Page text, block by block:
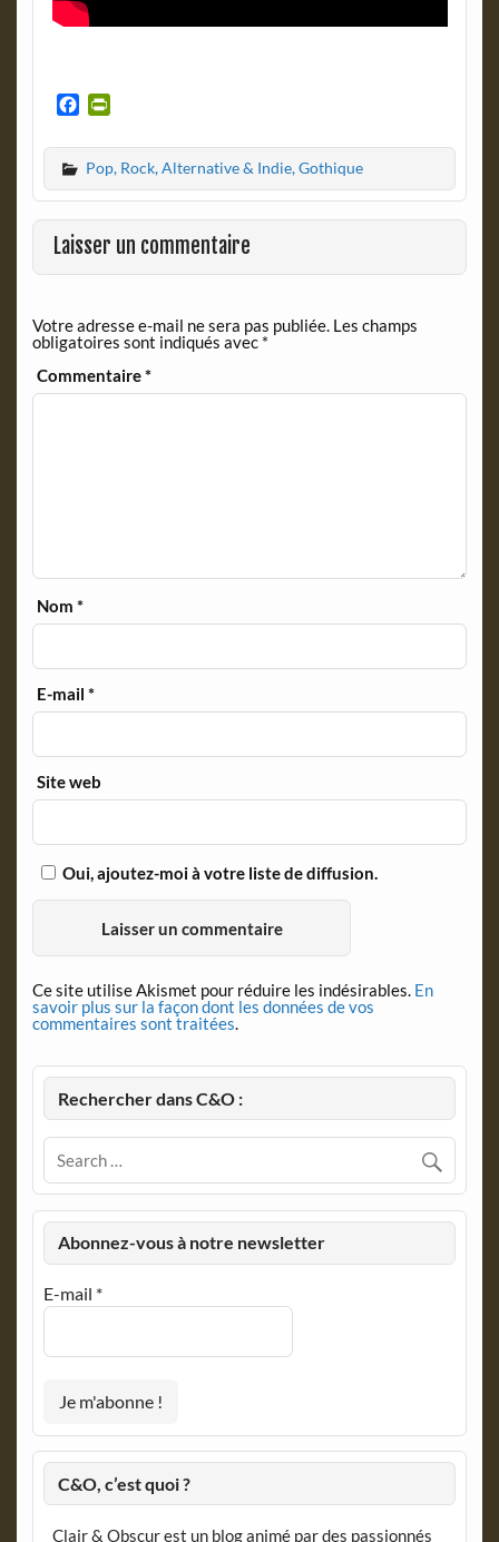
c
e
b
o
o
k
i
n
t
F
r
e
d
l
y
Pop, Rock, Alternative & Indie, Gothique
Laisser un commentaire
Votre adresse e-mail ne sera pas publiée. Les champs
obligatoires sont indiqués avec *
Commentaire*
Nom*
E-mail*
Site web
Oui, ajoutez-moi à votre liste de diffusion.
Ce site utilise Akismet pour réduire les indésirables. En
savoir plus sur la façon dont les données de vos
commentaires sont traitées.
Rechercher dans C&O :
Abonnez-vous à notre newsletter
E-mail *
C&O, c’est quoi ?
Clair & Obscur est un blog animé par des passionnés